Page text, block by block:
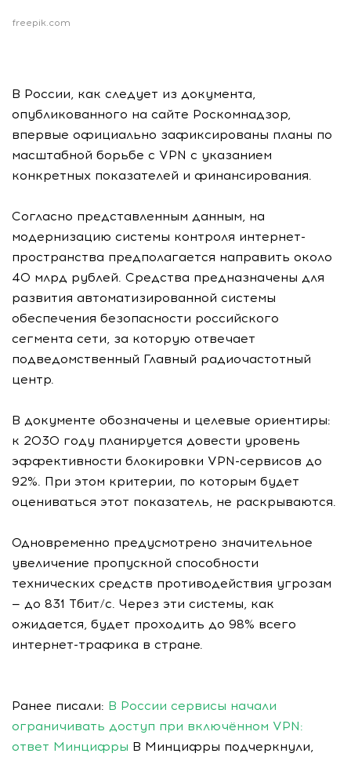
freepik.com
В России, как следует из документа,
опубликованного на сайте Роскомнадзор,
впервые официально зафиксированы планы по
масштабной борьбе с VPN с указанием
конкретных показателей и финансирования.
Согласно представленным данным, на
модернизацию системы контроля интернет-
пространства предполагается направить около
40 млрд рублей. Средства предназначены для
развития автоматизированной системы
обеспечения безопасности российского
сегмента сети, за которую отвечает
подведомственный Главный радиочастотный
центр.
В документе обозначены и целевые ориентиры:
к 2030 году планируется довести уровень
эффективности блокировки VPN-сервисов до
92%. При этом критерии, по которым будет
оцениваться этот показатель, не раскрываются.
Одновременно предусмотрено значительное
увеличение пропускной способности
технических средств противодействия угрозам
— до 831 Тбит/с. Через эти системы, как
ожидается, будет проходить до 98% всего
интернет-трафика в стране.
Ранее писали: В России сервисы начали
ограничивать доступ при включённом VPN:
ответ Минцифры В Минцифры подчеркнули,